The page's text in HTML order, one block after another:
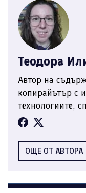
Теодора
Автор на
копирайътър с
технологиите,
ОЩЕ ОТ АВТОРА